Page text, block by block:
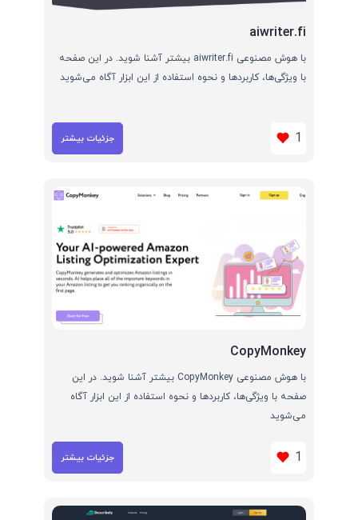
aiwriter.fi
با هوش مصنوعی aiwriter.fi بیشتر آشنا شوید. در این صفحه
با ویژگی‌ها، کاربردها و نحوه استفاده از این ابزار آگاه می‌شوید
1 جزئیات بیشتر
CopyMonkey
با هوش مصنوعی CopyMonkey بیشتر آشنا شوید. در این
صفحه با ویژگی‌ها، کاربردها و نحوه استفاده از این ابزار آگاه
می‌شوید
1 جزئیات بیشتر